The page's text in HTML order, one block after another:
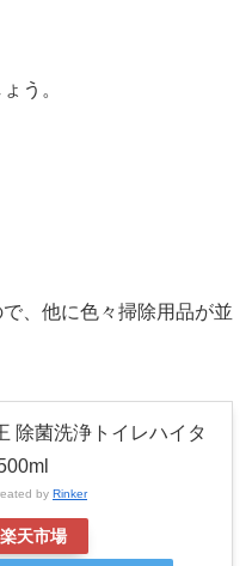
う。
、他に色々掃除用品が並
除菌洗浄トイレハイタ
by Rinker
楽天市場